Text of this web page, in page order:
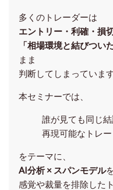
多くのトレーダーは
エントリー・利確・損
「相場環境と結びつい
まま
判断してしまっています
本セミナーでは、
誰が見ても同じ
再現可能なトレ
をテーマに、
AI分析 × スパンモデル
感覚や裁量を排除した